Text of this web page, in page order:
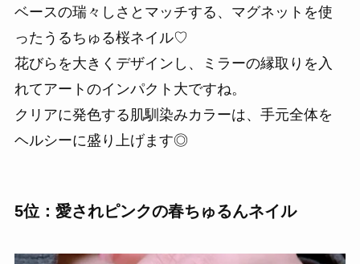
ベースの瑞々しさとマッチする、マグネットを使
ったうるちゅる桜ネイル♡
花びらを大きくデザインし、ミラーの縁取りを入
れてアートのインパクト大ですね。
クリアに発色する肌馴染みカラーは、手元全体を
ヘルシーに盛り上げます◎
5位：愛されピンクの春ちゅるんネイル